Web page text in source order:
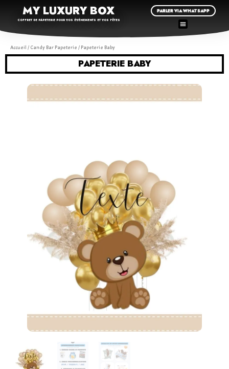
MY LUXURY BOX
COFFRET DE PAPETERIE POUR VOS ÉVÉNEMENTS ET VOS FÊTES
PARLER VIA WHATSAPP
Accueil / Candy Bar Papeterie / Papeterie Baby
PAPETERIE BABY